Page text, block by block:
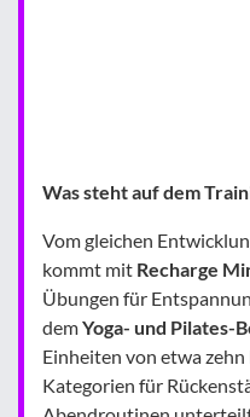
Was steht auf dem
Vom gleichen
kommt mit Recharge
Übungen für
demYoga- und Pilates-
Einheiten von etwa
Kategorien für